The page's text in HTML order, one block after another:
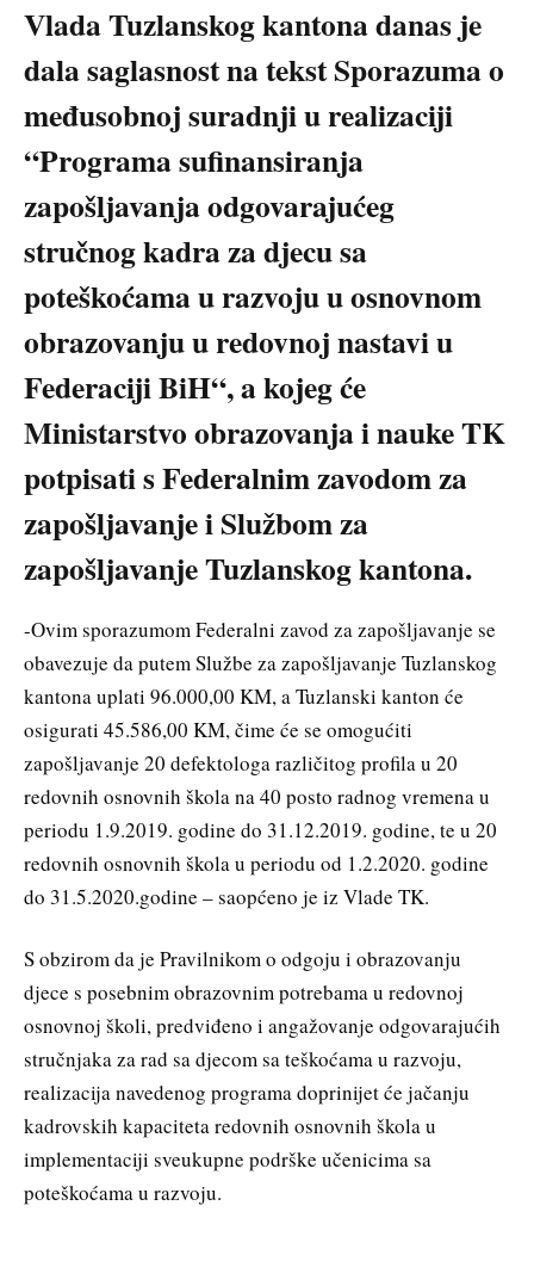
Vlada Tuzlanskog kantona danas je
dala saglasnost na tekst Sporazuma o
međusobnoj suradnji u realizaciji
“Programa sufinansiranja
zapošljavanja odgovarajućeg
stručnog kadra za djecu sa
poteškoćama u razvoju u osnovnom
obrazovanju u redovnoj nastavi u
Federaciji BiH“, a kojeg će
Ministarstvo obrazovanja i nauke TK
potpisati s Federalnim zavodom za
zapošljavanje i Službom za
zapošljavanje Tuzlanskog kantona.
-Ovim sporazumom Federalni zavod za zapošljavanje se
obavezuje da putem Službe za zapošljavanje Tuzlanskog
kantona uplati 96.000,00 KM, a Tuzlanski kanton će
osigurati 45.586,00 KM, čime će se omogućiti
zapošljavanje 20 defektologa različitog profila u 20
redovnih osnovnih škola na 40 posto radnog vremena u
periodu 1.9.2019. godine do 31.12.2019. godine, te u 20
redovnih osnovnih škola u periodu od 1.2.2020. godine
do 31.5.2020.godine – saopćeno je iz Vlade TK.
S obzirom da je Pravilnikom o odgoju i obrazovanju
djece s posebnim obrazovnim potrebama u redovnoj
osnovnoj školi, predviđeno i angažovanje odgovarajućih
stručnjaka za rad sa djecom sa teškoćama u razvoju,
realizacija navedenog programa doprinijet će jačanju
kadrovskih kapaciteta redovnih osnovnih škola u
implementaciji sveukupne podrške učenicima sa
poteškoćama u razvoju.